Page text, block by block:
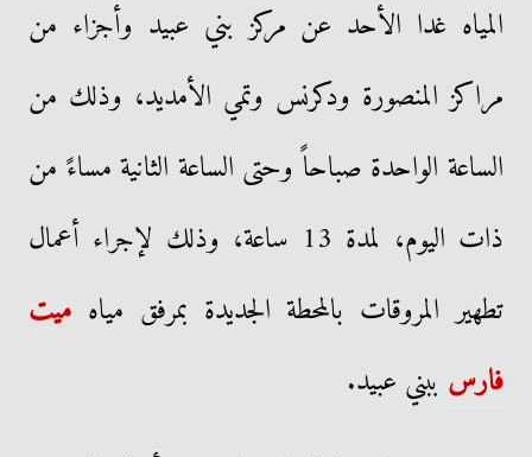
المياه غدا الأحد عن مركز بني عبيد وأجزاء من
مراكز المنصورة ودكرنس وتمي الأمديد، وذلك من
الساعة الواحدة صباحاً وحتى الساعة الثانية مساءً من
ذات اليوم، لمدة 13 ساعة، وذلك لإجراء أعمال
تطهير المروقات بالمحطة الجديدة بمرفق مياه ميت
فارس ببني عبيد.